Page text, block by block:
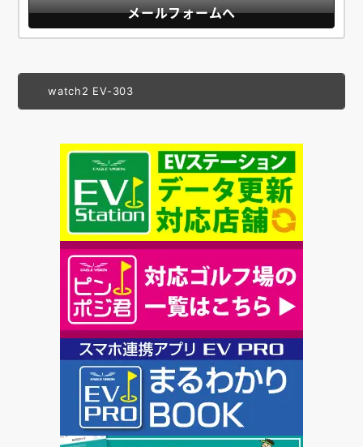
メールフォームへ
watch2 EV-303